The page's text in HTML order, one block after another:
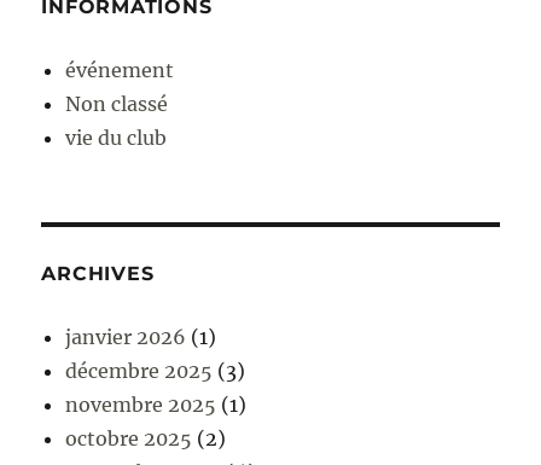
INFORMATIONS
événement
Non classé
vie du club
ARCHIVES
janvier 2026 (1)
décembre 2025 (3)
novembre 2025 (1)
octobre 2025 (2)